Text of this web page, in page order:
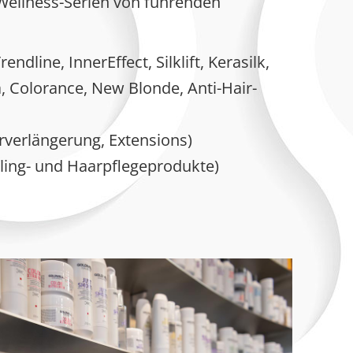
InnerEffect, Silklift, Kerasilk,
Colorance, New Blonde, Anti-Hair-
Extensions)
und Haarpflegeprodukte)